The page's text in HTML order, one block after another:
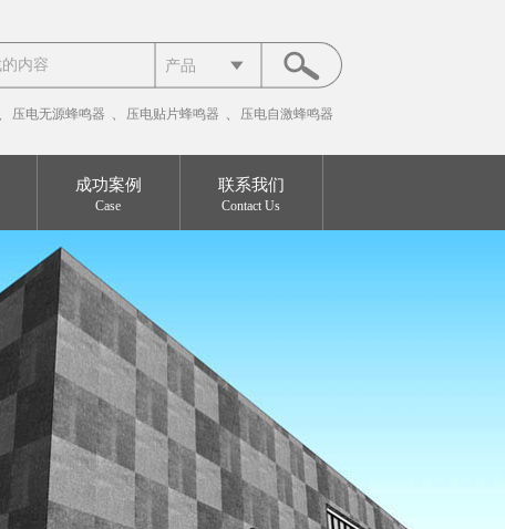
产品
压电无源蜂鸣器 压电贴片蜂鸣器 压电自激蜂鸣器
成功案例
Case
联系我们
Contact Us